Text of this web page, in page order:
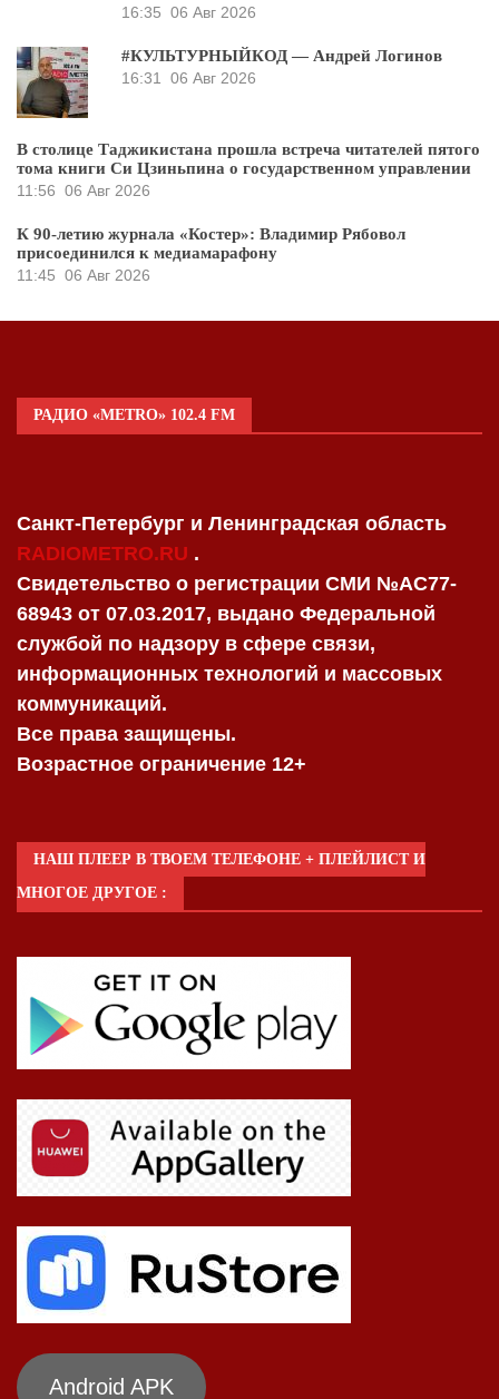
16:35 06 Авг 2026
#КУЛЬТУРНЫЙКОД — Андрей Логинов
16:31
06 Авг 2026
В столице Таджикистана прошла встреча читателей пятого
тома книги Си Цзиньпина о государственном управлении
11:56 06 Авг 2026
К 90-летию журнала «Костер»: Владимир Рябовол
присоединился к медиамарафону
11:45 06 Авг 2026
РАДИО «METRO» 102.4 FM
Санкт-Петербург и Ленинградская область
RADIOMETRO.RU .
Свидетельство о регистрации СМИ №AC77-
68943 от 07.03.2017, выдано Федеральной
службой по надзору в сфере связи,
информационных технологий и массовых
коммуникаций.
Все права защищены.
Возрастное ограничение 12+
НАШ ПЛЕЕР В ТВОЕМ ТЕЛЕФОНЕ + ПЛЕЙЛИСТ И
МНОГОЕ ДРУГОЕ :
Android APK